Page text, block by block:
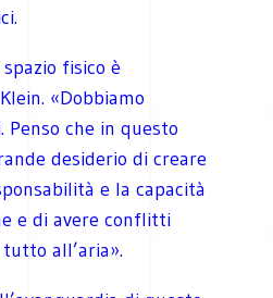
fisico è
«Dobbiamo
Penso che in questo
desiderio di creare
e la capacità
e di avere conflitti
all’aria».